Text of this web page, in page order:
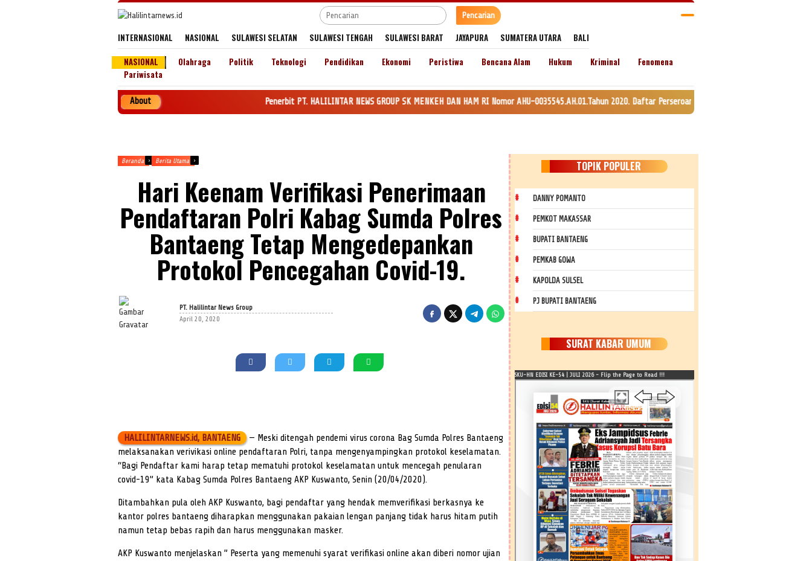
Pencarian
INTERNASIONAL NASIONAL SULAWESI SELATAN SULAWESI TENGAH SULAWESI BARAT JAYAPURA SUMATERA UTARA
BALI
NASIONAL
Olahraga Politik Teknologi Pendidikan Ekonomi Peristiwa Bencana Alam Hukum Kriminal
Fenomena
Pariwisata
About Penerbit PT. HALILINTAR NEWS GROUP SK MENKEH DAN HAM RI Nomor AHU-0035545.AH.01.Tahun 2020. Daftar Perseroan Nomor AHU-0120147.AH.01.11.
Beranda Berita Utama
Hari Keenam Verifikasi Penerimaan
Pendaftaran Polri Kabag Sumda Polres
Bantaeng Tetap Mengedepankan
Protokol Pencegahan Covid-19.
PT. Halilintar News Group
April 20, 2020
HALILINTARNEWS.id, BANTAENG — Meski ditengah pendemi virus corona Bag Sumda Polres Bantaeng
melaksanakan verivikasi online pendaftaran Polri, tanpa mengenyampingkan protokol keselamatan.
“Bagi Pendaftar kami harap tetap mematuhi protokol keselamatan untuk mencegah penularan
covid-19” kata Kabag Sumda Polres Bantaeng AKP Kuswanto, Senin (20/04/2020).
Ditambahkan pula oleh AKP Kuswanto, bagi pendaftar yang hendak memverifikasi berkasnya ke
kantor polres bantaeng diharapkan menggunakan pakaian lengan panjang tidak harus hitam putih
namun tetap bebas rapih dan harus menggunakan masker.
AKP Kuswanto menjelaskan ” Peserta yang memenuhi syarat verifikasi online akan diberi nomor ujian
TOPIK POPULER
DANNY POMANTO
PEMKOT MAKASSAR
BUPATI BANTAENG
PEMKAB GOWA
KAPOLDA SULSEL
PJ BUPATI BANTAENG
SURAT KABAR UMUM
SKU-HN EDISI KE-54 | JULI 2026 - Flip the Page to Read !!!